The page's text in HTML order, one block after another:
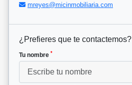
mreyes@micinmobiliaria.com
¿Prefieres que te contactemos?
Tu nombre *